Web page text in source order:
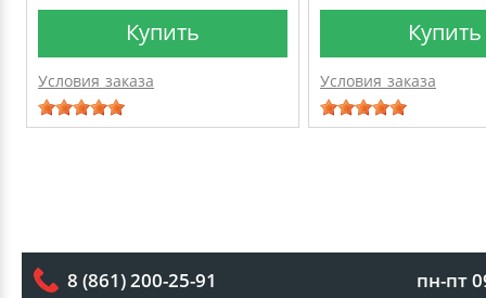
Купить
Условия заказа
Купить
Условия заказа
8 (861) 200-25-91 пн-пт